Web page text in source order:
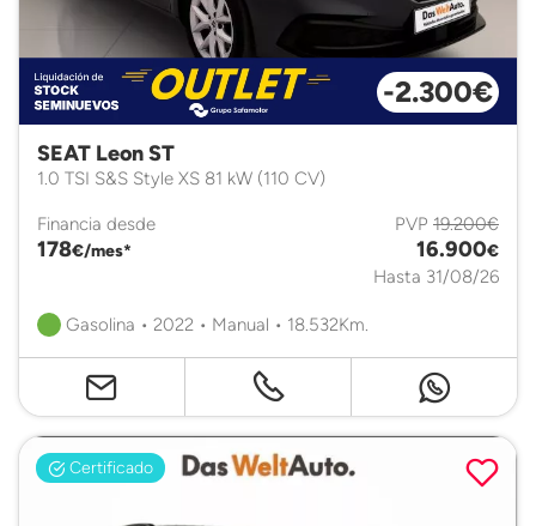
-2.300€
SEAT Leon ST
1.0 TSI S&S Style XS 81 kW (110 CV)
Financia desde
178€/mes*
PVP 19.200€
16.900€
Hasta 31/08/26
Gasolina • 2022 • Manual • 18.532Km.
Certificado